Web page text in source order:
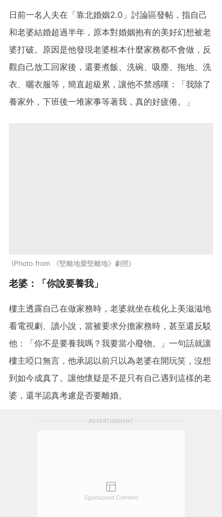
日前一名人夫在「靠北婚姻2.0」討論區發帖，指自己
和老婆結婚超過半年，原本對婚姻抱有的美好幻想被老
婆打破。原因是他發現老婆根本什麼家務都不會做，反
觀自己放工回家後，還要煮飯、洗碗、吸塵、拖地、洗
衣、曬衣服等，簡直超級累，讓他不禁感嘆：「我除了
養家外，下班後一堆家事等著我，真的好疲倦。」
Photo from 《堅離地愛堅離地》劇照
老婆：「你說要養我」
樓主透露自己在做家務時，老婆就坐在梳化上美滋滋地
看電視劇、讀小說，當被要求分擔家務時，甚至還反駁
他：「你不是要養我嗎？我要當小廢物。」一句話就讓
樓主啞口無言，他承認以前只以為老婆在開玩笑，沒想
到如今成真了。讓他懷疑是不是只有自己遇到這樣的老
婆，還半認真考慮是否要離婚。
ADVERTISEMENT
Sponsored Content